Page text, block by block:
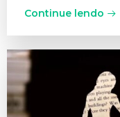
Continue lendo